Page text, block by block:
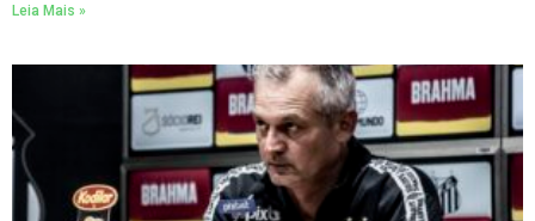
Leia Mais »